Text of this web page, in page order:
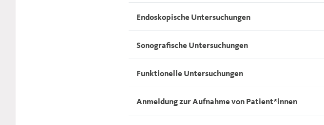
Endoskopische Untersuchungen
Sonografische Untersuchungen
Funktionelle Untersuchungen
Anmeldung zur Aufnahme von Patient*innen